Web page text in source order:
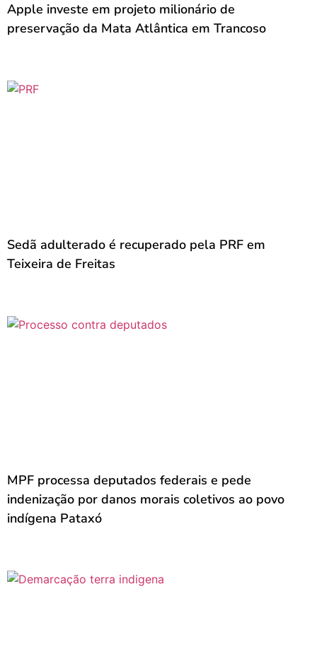
Apple investe em projeto milionário de
preservação da Mata Atlântica em Trancoso
Sedã adulterado é recuperado pela PRF em
Teixeira de Freitas
MPF processa deputados federais e pede
indenização por danos morais coletivos ao povo
indígena Pataxó